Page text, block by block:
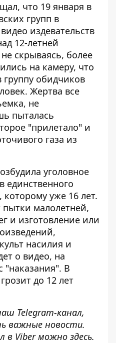
что 19 января в
групп в
издевательств
12-летней
скрываясь, более
на камеру, что
группу обидчиков
Жертва все
не
пыталась
"прилетало" и
газа из
уголовное
единственного
уже 16 лет.
малолетней,
и изготовление или
насилия и
о видео, на
"наказания". В
до 12 лет
Telegram-канал,
важные новости.
в Viber можно здесь.